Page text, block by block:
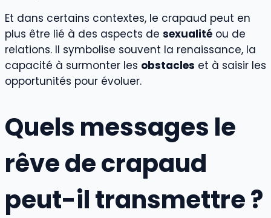
Et dans certains contextes, le crapaud peut en
plus être lié à des aspects de sexualité ou de
relations. Il symbolise souvent la renaissance, la
capacité à surmonter les obstacles et à saisir les
opportunités pour évoluer.
Quels messages le
rêve de crapaud
peut-il transmettre ?